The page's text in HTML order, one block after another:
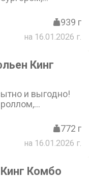
отличной цене!939 г
на 16.01.2026 г.
Кинг
и выгодно!
отличной цене!772 г
на 16.01.2026 г.
Комбо